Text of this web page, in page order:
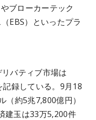
ブローカーテック
EBS）といったプラ
バティブ市場は
録している。9月18
（約5兆7,800億円）
建玉は33万5,200件